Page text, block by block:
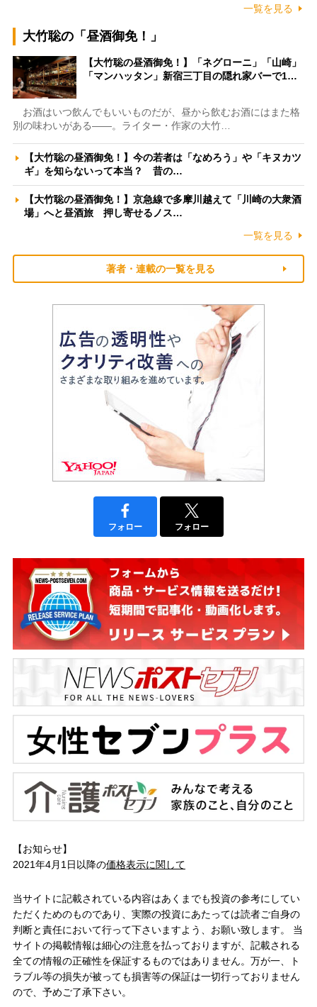
一覧を見る
大竹聡の「昼酒御免！」
【大竹聡の昼酒御免！】「ネグローニ」「山崎」
「マンハッタン」新宿三丁目の隠れ家バーで1…
お酒はいつ飲んでもいいものだが、昼から飲むお酒にはまた格
別の味わいがある――。ライター・作家の大竹…
【大竹聡の昼酒御免！】今の若者は「なめろう」や「キヌカツ
ギ」を知らないって本当？ 昔の…
【大竹聡の昼酒御免！】京急線で多摩川越えて「川崎の大衆酒
場」へと昼酒旅 押し寄せるノス…
一覧を見る
著者・連載の一覧を見る
フォロー フォロー
【お知らせ】
2021年4月1日以降の価格表示に関して
当サイトに記載されている内容はあくまでも投資の参考にしてい
ただくためのものであり、実際の投資にあたっては読者ご自身の
判断と責任において行って下さいますよう、お願い致します。 当
サイトの掲載情報は細心の注意を払っておりますが、記載される
全ての情報の正確性を保証するものではありません。万が一、ト
ラブル等の損失が被っても損害等の保証は一切行っておりません
ので、予めご了承下さい。